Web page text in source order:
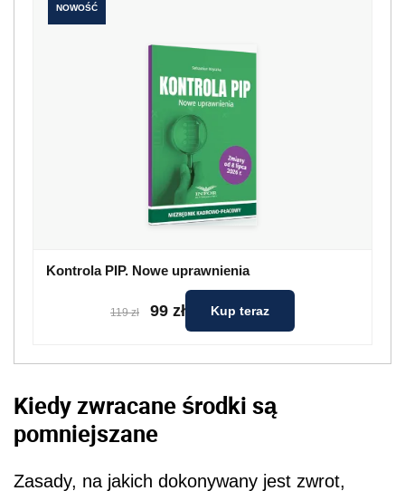
NOWOŚĆ
Kontrola PIP. Nowe uprawnienia
119 zł 99 zł Kup teraz
Kiedy zwracane środki są
pomniejszane
Zasady, na jakich dokonywany jest zwrot,